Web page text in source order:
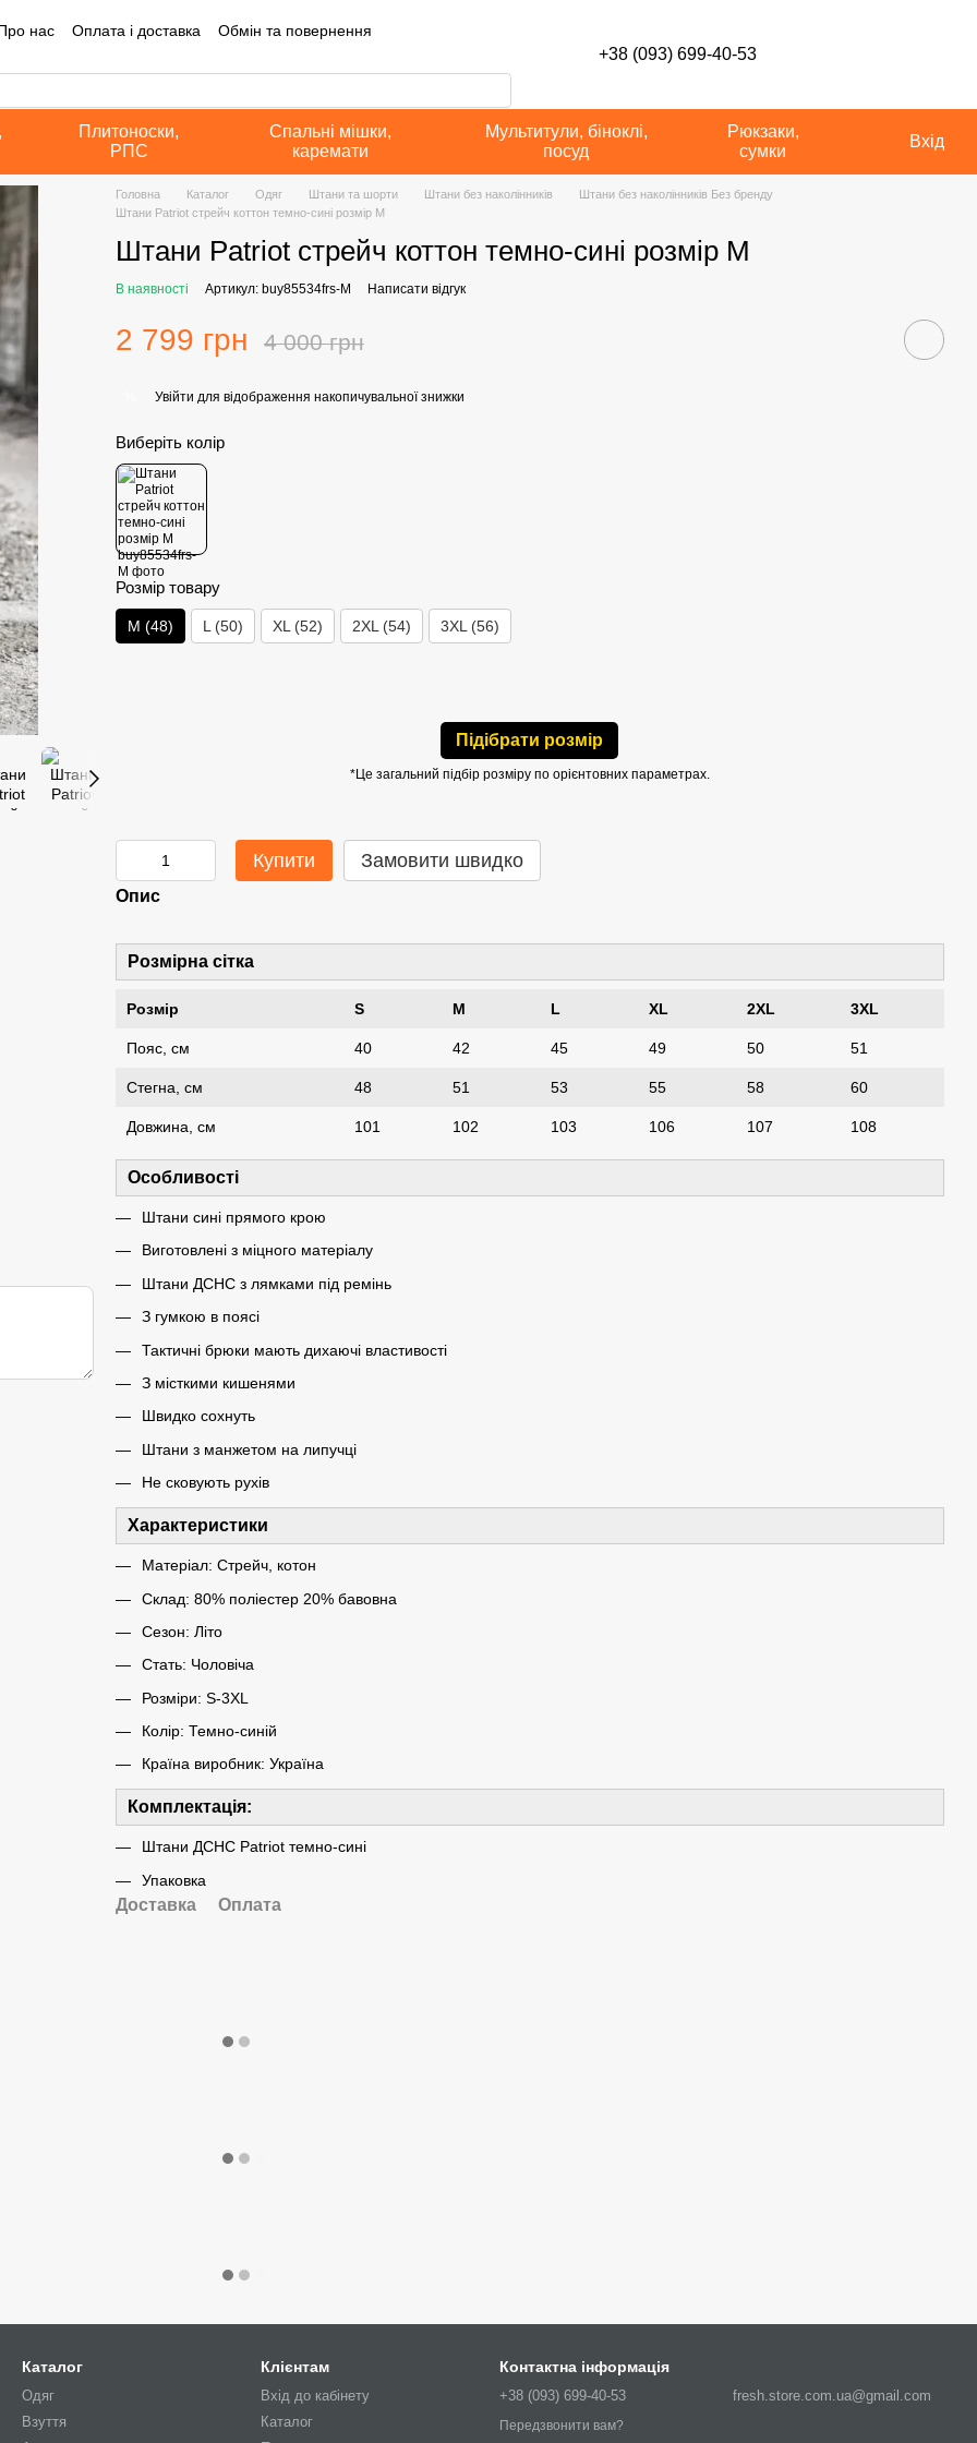
нас Оплата і доставка
Обмін та повернення
оферта
+38 (093) 699-40-53
Плитоноски,
РПС
Спальні мішки,
каремати
Мультитули, біноклі,
посуд
Рюкзаки,
сумки
Вхід
Головна Каталог Одяг Штани та шорти Штани без наколінників
Штани без наколінників Без бренду
Штани Patriot стрейч коттон темно-сині розмір M
Штани Patriot стрейч коттон темно-сині розмір M
В наявності Артикул: buy85534frs-M Написати відгук
2 799 грн 4 000 грн
Увійти для відображення накопичувальної знижки
Виберіть колір
Розмір товару
M (48) L (50) XL (52) 2XL (54) 3XL (56)
Підібрати розмір
*Це загальний підбір розміру по орієнтовних параметрах.
Купити Замовити швидко
Опис
Розмірна сітка
Розмір S M L XL 2XL 3XL
Пояс, см 40 42 45 49 50 51
Стегна, см 48 51 53 55 58 60
Довжина, см 101 102 103 106 107 108
Особливості
Штани сині прямого крою
Виготовлені з міцного матеріалу
Штани ДСНС з лямками під ремінь
З гумкою в поясі
Тактичні брюки мають дихаючі властивості
З місткими кишенями
Швидко сохнуть
Штани з манжетом на липучці
Не сковують рухів
Характеристики
Матеріал: Стрейч, котон
Склад: 80% поліестер 20% бавовна
Сезон: Літо
Стать: Чоловіча
Розміри: S-3XL
Колір: Темно-синій
Країна виробник: Україна
Комплектація:
Штани ДСНС Patriot темно-сині
Упаковка
Доставка Оплата
Каталог
Одяг
Взуття
Клієнтам
Вхід до кабінету
Каталог
Контактна інформація
+38 (093) 699-40-53
Передзвонити вам?
fresh.store.com.ua@gmail.com